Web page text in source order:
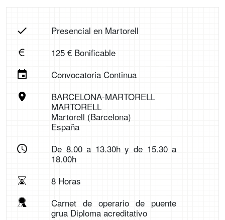
Presencial en Martorell
125 € Bonificable
Convocatoria Continua
BARCELONA-MARTORELL
MARTORELL
Martorell (Barcelona)
España
De 8.00 a 13.30h y de 15.30 a
18.00h
8 Horas
Carnet de operario de puente
grua Diploma acreditativo